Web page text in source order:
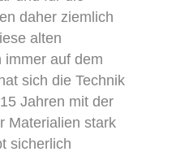
daher ziemlich
alten
immer auf dem
sich die Technik
Jahren mit der
Materialien stark
sicherlich